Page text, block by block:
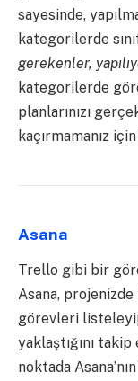
sayesinde,
kategorilerde
gerekenler,
kategorilerde
planlarınızı
kaçırmamanız
Asana
Trello gibi bir
Asana,
görevleri
yaklaştığını
noktada